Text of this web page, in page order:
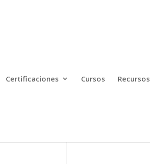
Certificaciones Cursos Recursos